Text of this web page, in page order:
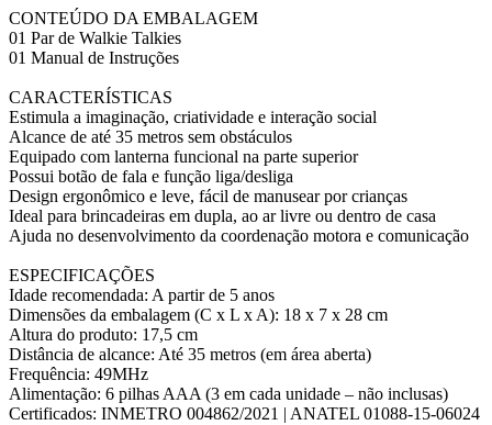
CONTEÚDO DA EMBALAGEM
01 Par de Walkie Talkies
01 Manual de Instruções
CARACTERÍSTICAS
Estimula a imaginação, criatividade e interação social
Alcance de até 35 metros sem obstáculos
Equipado com lanterna funcional na parte superior
Possui botão de fala e função liga/desliga
Design ergonômico e leve, fácil de manusear por crianças
Ideal para brincadeiras em dupla, ao ar livre ou dentro de casa
Ajuda no desenvolvimento da coordenação motora e comunicação
ESPECIFICAÇÕES
Idade recomendada: A partir de 5 anos
Dimensões da embalagem (C x L x A): 18 x 7 x 28 cm
Altura do produto: 17,5 cm
Distância de alcance: Até 35 metros (em área aberta)
Frequência: 49MHz
Alimentação: 6 pilhas AAA (3 em cada unidade – não inclusas)
Certificados: INMETRO 004862/2021 | ANATEL 01088-15-06024